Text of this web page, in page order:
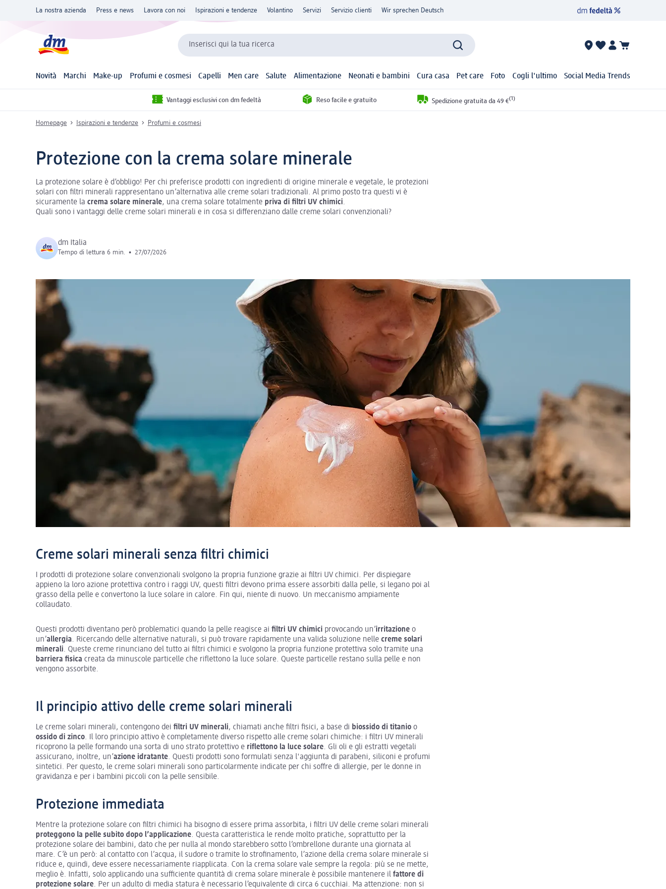
La nostra azienda Press e news Lavora con noi Ispirazioni e tendenze Volantino Servizi Servizio clienti Wir sprechen Deutsch
Inserisci qui la tua ricerca
Novità Marchi Make-up Profumi e cosmesi Capelli Men care Salute Alimentazione Neonati e bambini Cura casa Pet care Foto Cogli l'ultimo Social Media Trends
Vantaggi esclusivi con dm fedeltà Reso facile e gratuito Spedizione gratuita da 49 €(1)
Homepage Ispirazioni e tendenze Profumi e cosmesi
Protezione con la crema solare minerale
La protezione solare è d’obbligo! Per chi preferisce prodotti con ingredienti di origine minerale e vegetale, le protezioni
solari con filtri minerali rappresentano un’alternativa alle creme solari tradizionali. Al primo posto tra questi vi è
sicuramente la crema solare minerale, una crema solare totalmente priva di filtri UV chimici.
Quali sono i vantaggi delle creme solari minerali e in cosa si differenziano dalle creme solari convenzionali?
dm Italia
Tempo di lettura 6 min. • 27/07/2026
Creme solari minerali senza filtri chimici
I prodotti di protezione solare convenzionali svolgono la propria funzione grazie ai filtri UV chimici. Per dispiegare
appieno la loro azione protettiva contro i raggi UV, questi filtri devono prima essere assorbiti dalla pelle, si legano poi al
grasso della pelle e convertono la luce solare in calore. Fin qui, niente di nuovo. Un meccanismo ampiamente
collaudato.
Questi prodotti diventano però problematici quando la pelle reagisce ai filtri UV chimici provocando un’irritazione o
un’allergia. Ricercando delle alternative naturali, si può trovare rapidamente una valida soluzione nelle creme solari
minerali. Queste creme rinunciano del tutto ai filtri chimici e svolgono la propria funzione protettiva solo tramite una
barriera fisica creata da minuscole particelle che riflettono la luce solare. Queste particelle restano sulla pelle e non
vengono assorbite.
Il principio attivo delle creme solari minerali
Le creme solari minerali, contengono dei filtri UV minerali, chiamati anche filtri fisici, a base di biossido di titanio o
ossido di zinco. Il loro principio attivo è completamente diverso rispetto alle creme solari chimiche: i filtri UV minerali
ricoprono la pelle formando una sorta di uno strato protettivo e riflettono la luce solare. Gli oli e gli estratti vegetali
assicurano, inoltre, un’azione idratante. Questi prodotti sono formulati senza l'aggiunta di parabeni, siliconi e profumi
sintetici. Per questo, le creme solari minerali sono particolarmente indicate per chi soffre di allergie, per le donne in
gravidanza e per i bambini piccoli con la pelle sensibile.
Protezione immediata
Mentre la protezione solare con filtri chimici ha bisogno di essere prima assorbita, i filtri UV delle creme solari minerali
proteggono la pelle subito dopo l’applicazione. Questa caratteristica le rende molto pratiche, soprattutto per la
protezione solare dei bambini, dato che per nulla al mondo starebbero sotto l’ombrellone durante una giornata al
mare. C’è un però: al contatto con l’acqua, il sudore o tramite lo strofinamento, l’azione della crema solare minerale si
riduce e, quindi, deve essere necessariamente riapplicata. Con la crema solare vale sempre la regola: più se ne mette,
meglio è. Infatti, solo applicando una sufficiente quantità di crema solare minerale è possibile mantenere il fattore di
protezione solare. Per un adulto di media statura è necessario l’equivalente di circa 6 cucchiai. Ma attenzione: non si